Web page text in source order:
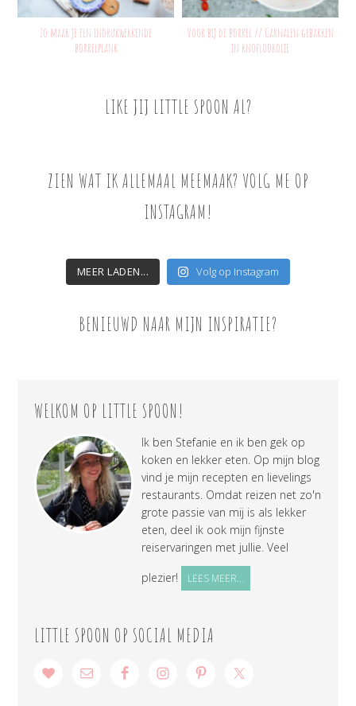
Zo maak je een indrukwekkende
borrelplank
Voor bij de borrel // Garnalen gebakken
in knoflookolie
LIKE JIJ LITTLE SPOON AL?
ZIEN WAT IK ALLEMAAL MEEMAAK? VOLG ME OP
INSTAGRAM!
MEER LADEN... Volg op Instagram
BENIEUWD NAAR MIJN INSPIRATIE?
WELKOM OP LITTLE SPOON!
Ik ben Stefanie en ik ben gek op
koken en lekker eten. Op mijn blog
vind je mijn recepten en lievelings
restaurants. Omdat reizen net zo'n
grote passie van mij is als lekker
eten, deel ik ook mijn fijnste
reiservaringen met jullie. Veel
plezier!
LEES MEER...
LITTLE SPOON OP SOCIAL MEDIA